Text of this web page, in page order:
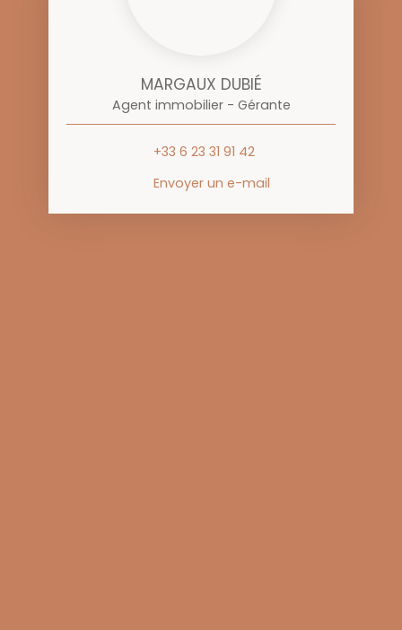
MARGAUX DUBIÉ
Agent immobilier - Gérante
+33 6 23 31 91 42
Envoyer un e-mail